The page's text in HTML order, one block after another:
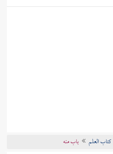
كتاب العلم باب منه